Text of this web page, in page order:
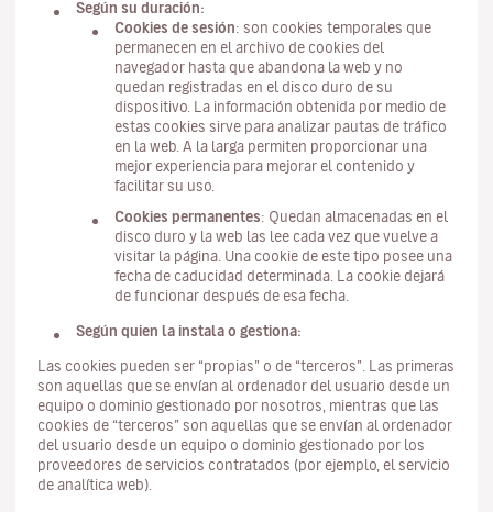
Según su duración:
Cookies de sesión: son cookies temporales que
permanecen en el archivo de cookies del
navegador hasta que abandona la web y no
quedan registradas en el disco duro de su
dispositivo. La información obtenida por medio de
estas cookies sirve para analizar pautas de tráfico
en la web. A la larga permiten proporcionar una
mejor experiencia para mejorar el contenido y
facilitar su uso.
Cookies permanentes: Quedan almacenadas en el
disco duro y la web las lee cada vez que vuelve a
visitar la página. Una cookie de este tipo posee una
fecha de caducidad determinada. La cookie dejará
de funcionar después de esa fecha.
Según quien la instala o gestiona:
Las cookies pueden ser “propias” o de “terceros”. Las primeras
son aquellas que se envían al ordenador del usuario desde un
equipo o dominio gestionado por nosotros, mientras que las
cookies de “terceros” son aquellas que se envían al ordenador
del usuario desde un equipo o dominio gestionado por los
proveedores de servicios contratados (por ejemplo, el servicio
de analítica web).